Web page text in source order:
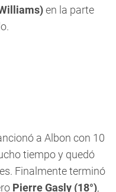
en la parte
a Albon con 10
tiempo y quedó
Finalmente terminó
Pierre Gasly (18°),